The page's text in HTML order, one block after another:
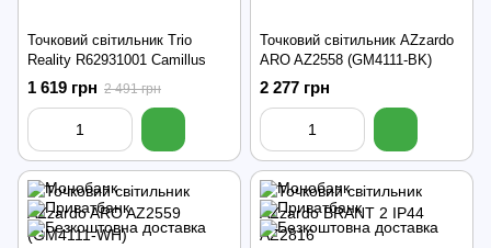
Точковий світильник Trio
Reality R62931001 Camillus
1 619 грн 2 491 грн
Точковий світильник AZzardo
ARO AZ2558 (GM4111-BK)
2 277 грн